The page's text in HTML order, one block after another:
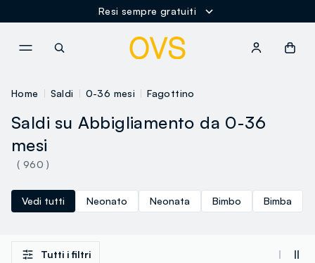
Resi sempre gratuiti
Home Saldi 0-36 mesi Fagottino
Saldi su Abbigliamento da 0-36
mesi
( 960 )
Vedi tutti Neonato Neonata Bimbo Bimba
Tutti i filtri